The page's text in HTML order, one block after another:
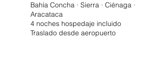
Bahía Concha · Sierra · Ciénaga ·
Aracataca
4 noches hospedaje incluido
Traslado desde aeropuerto